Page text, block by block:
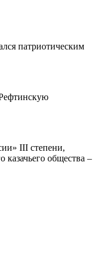
патриотическим
III степени,
общества –